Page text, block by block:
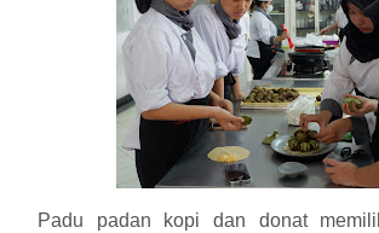
Padu padan kopi dan donat